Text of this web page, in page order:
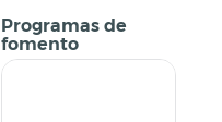
Programas de
fomento